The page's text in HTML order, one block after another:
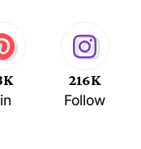
216K
Follow